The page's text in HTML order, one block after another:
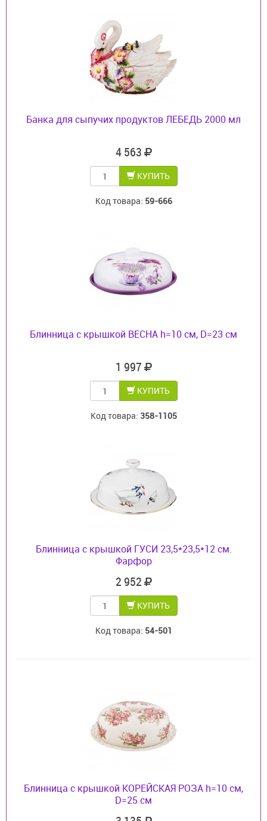
Банка для сыпучих продуктов ЛЕБЕДЬ 2000 мл
4 563
КУПИТЬ
Код товара: 59-666
Блинница с крышкой ВЕСНА h=10 см, D=23 см
1 997
КУПИТЬ
Код товара: 358-1105
Блинница с крышкой ГУСИ 23,5*23,5*12 см.
Фарфор
2 952
КУПИТЬ
Код товара: 54-501
Блинница с крышкой КОРЕЙСКАЯ РОЗА h=10 см,
D=25 см